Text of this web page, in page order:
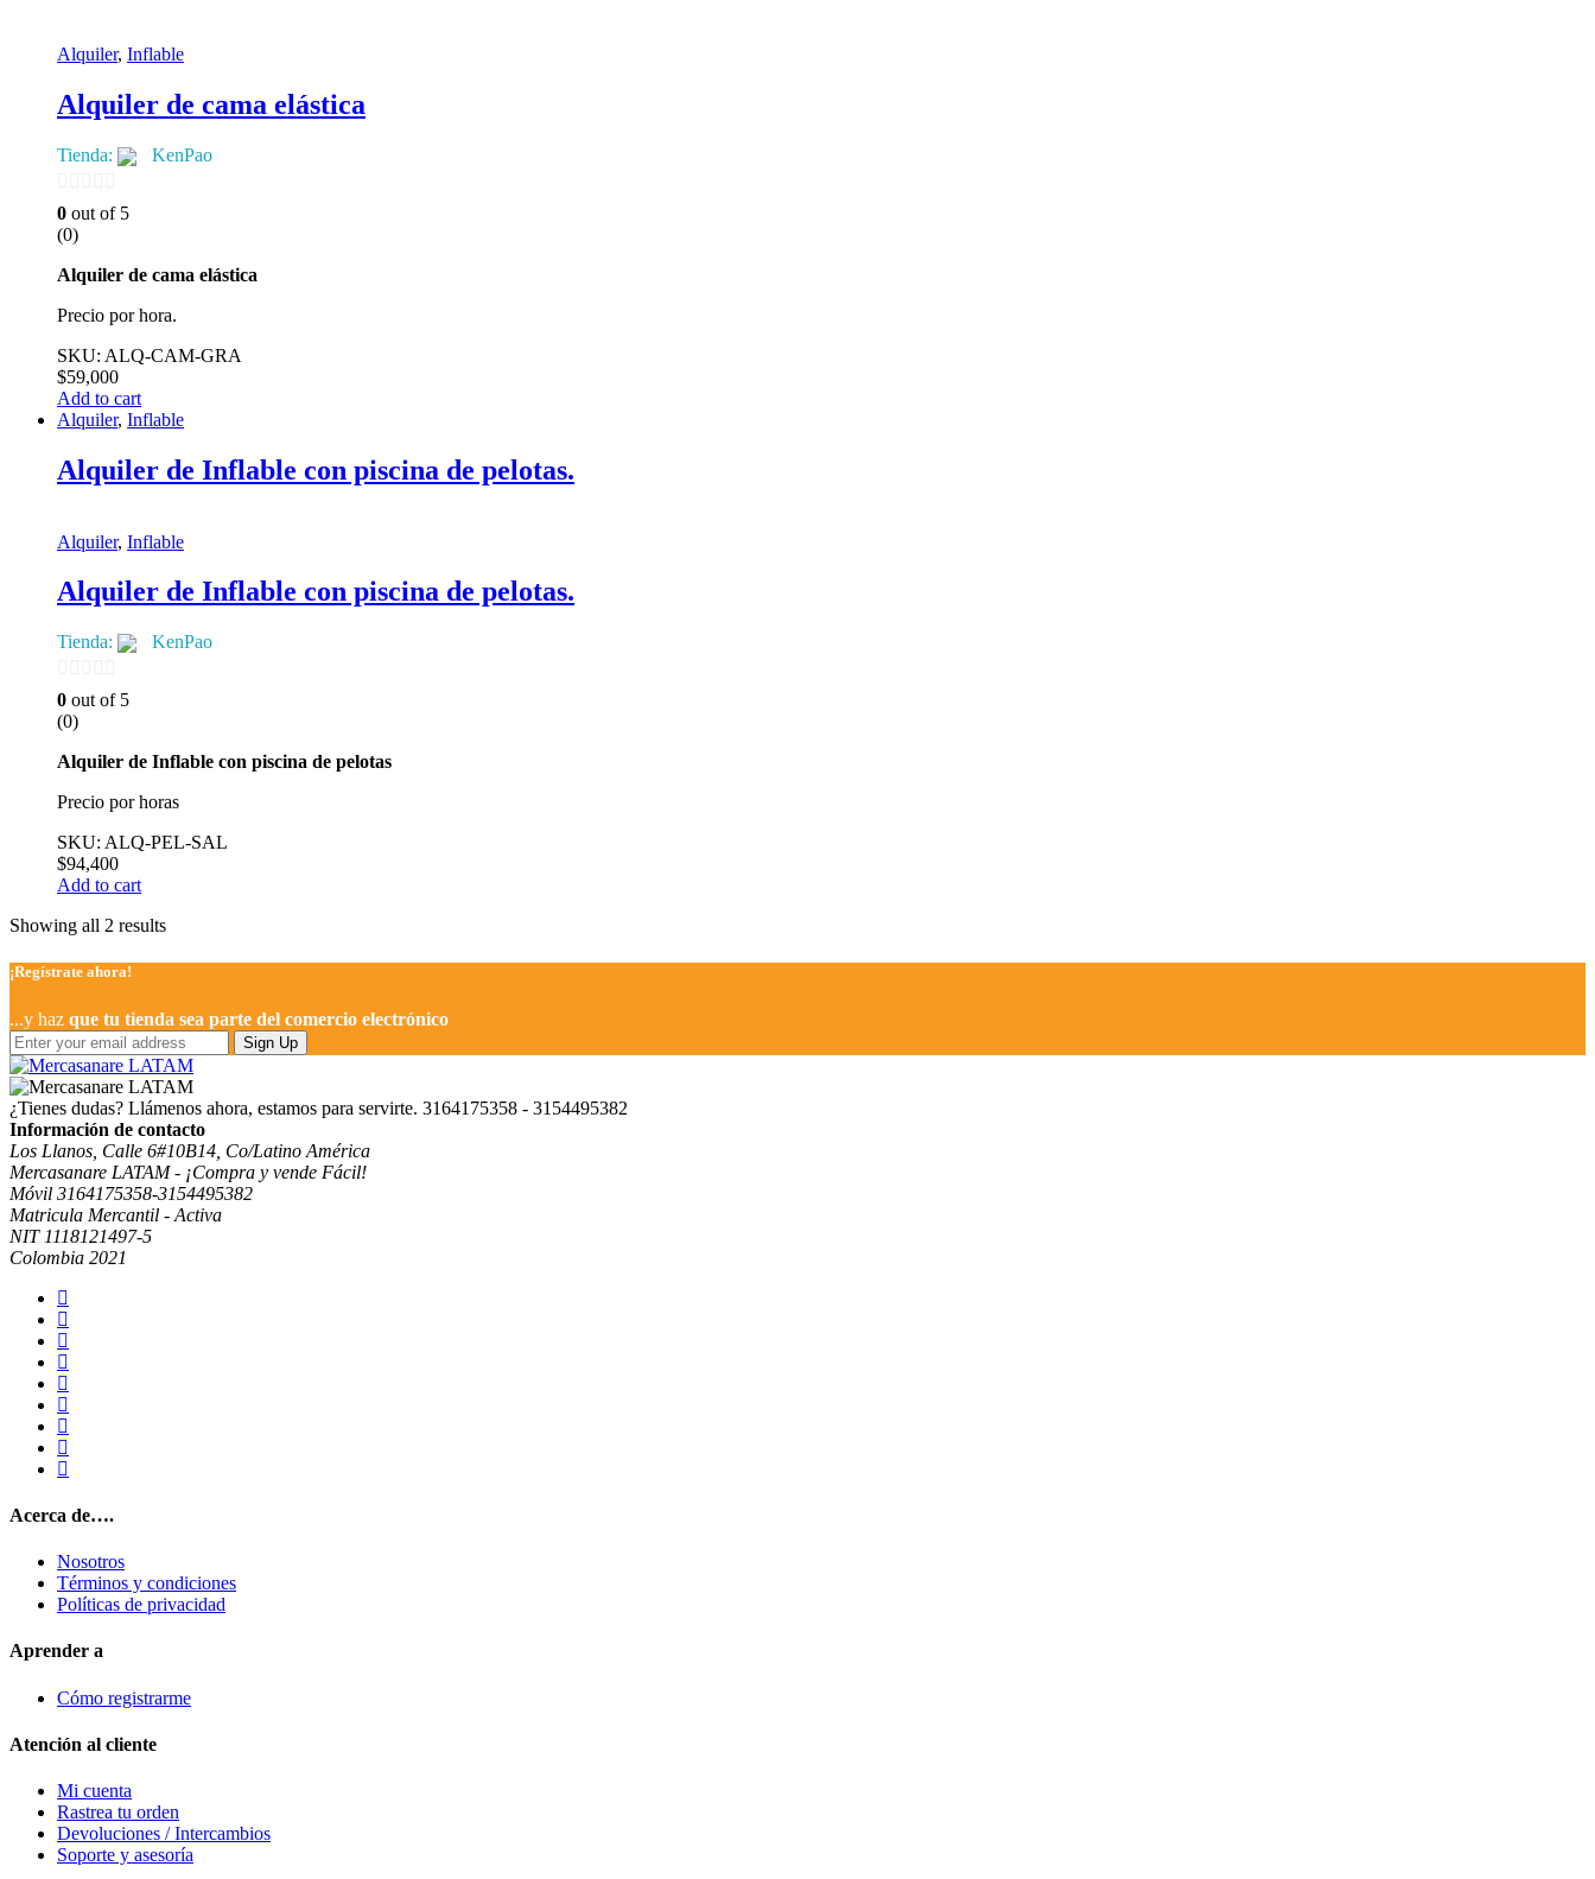
Alquiler, Inflable
Alquiler de cama elástica
Tienda: KenPao
0
de
5
0 out of 5
(0)
Alquiler de cama elástica
Precio por hora.
SKU: ALQ-CAM-GRA
$59,000
Add to cart
Alquiler, Inflable
Alquiler de Inflable con piscina de pelotas.
Alquiler, Inflable
Alquiler de Inflable con piscina de pelotas.
Tienda: KenPao
0
de
5
0 out of 5
(0)
Alquiler de Inflable con piscina de pelotas
Precio por horas
SKU: ALQ-PEL-SAL
$94,400
Add to cart
Showing all 2 results
¡Regístrate ahora!
...y haz que tu tienda sea parte del comercio electrónico
Sign Up
¿Tienes dudas? Llámenos ahora, estamos para servirte. 3164175358 - 3154495382
Información de contacto
Los Llanos, Calle 6#10B14, Co/Latino América
Mercasanare LATAM - ¡Compra y vende Fácil!
Móvil 3164175358-3154495382
Matricula Mercantil - Activa
NIT 1118121497-5
Colombia 2021
Acerca de….
Nosotros
Términos y condiciones
Políticas de privacidad
Aprender a
Cómo registrarme
Atención al cliente
Mi cuenta
Rastrea tu orden
Devoluciones / Intercambios
Soporte y asesoría